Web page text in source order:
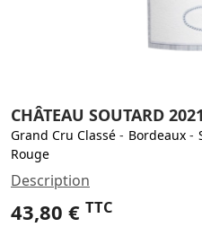
CHÂTEAU SOUTARD 2021
Grand Cru Classé - Bordeaux -
Rouge
Description
43,80 € TTC